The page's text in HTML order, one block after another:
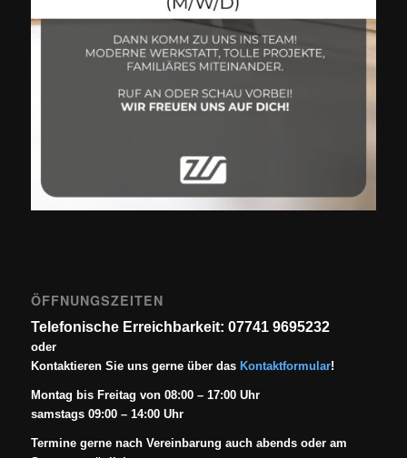
ÖFFNUNGSZEITEN
Telefonische Erreichbarkeit: 07741 9695232
oder
Kontaktieren Sie uns gerne über das Kontaktformular!
Montag bis Freitag von 08:00 – 17:00 Uhr
samstags 09:00 – 14:00 Uhr
Termine gerne nach Vereinbarung auch abends oder am